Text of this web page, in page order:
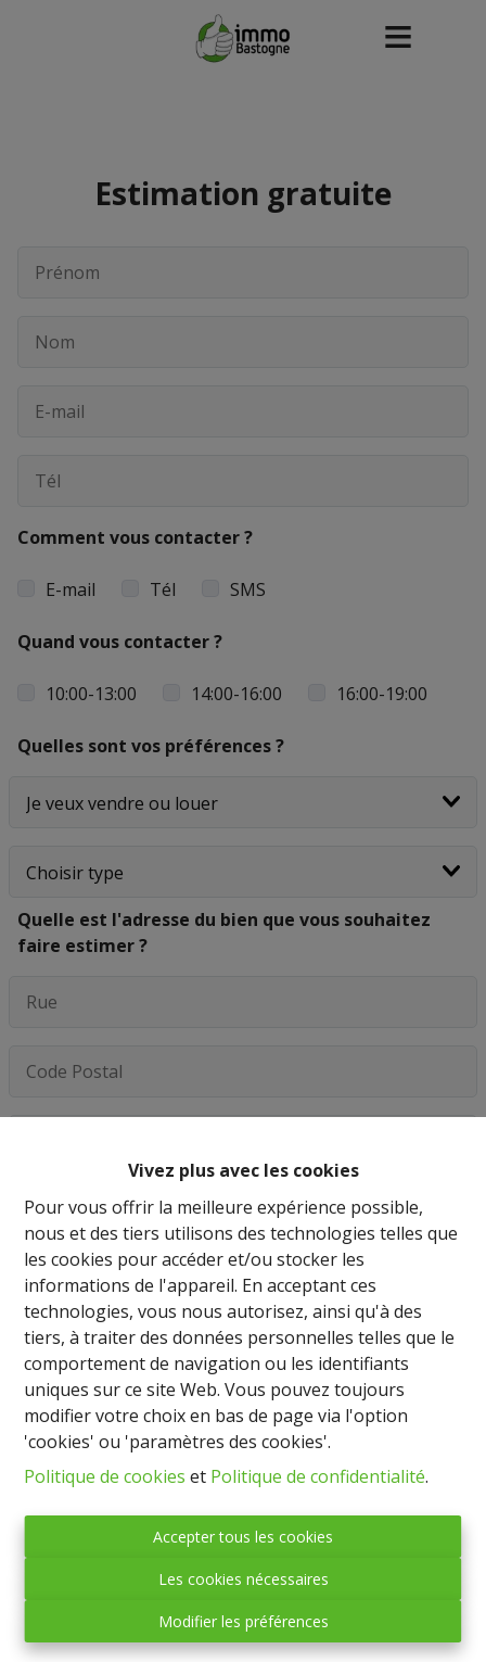
Vivez plus avec les cookies
Pour vous offrir la meilleure expérience possible,
nous et des tiers utilisons des technologies telles que
les cookies pour accéder et/ou stocker les
informations de l'appareil. En acceptant ces
technologies, vous nous autorisez, ainsi qu'à des
tiers, à traiter des données personnelles telles que le
comportement de navigation ou les identifiants
uniques sur ce site Web. Vous pouvez toujours
modifier votre choix en bas de page via l'option
'cookies' ou 'paramètres des cookies'.
Politique de cookies et Politique de confidentialité.
Accepter tous les cookies
Les cookies nécessaires
Modifier les préférences
Estimation gratuite
Comment vous contacter ?
E-mail Tél SMS
Quand vous contacter ?
10:00-13:00 14:00-16:00 16:00-19:00
Quelles sont vos préférences ?
Quelle est l'adresse du bien que vous souhaitez
faire estimer ?
En soumettant ce formulaire, vous acceptez notre
déclaration de confidentialité